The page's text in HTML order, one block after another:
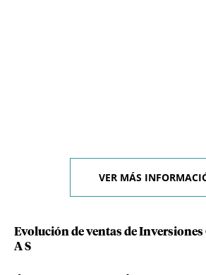
VER MÁS
Evolución de ventas de Inversiones
A S